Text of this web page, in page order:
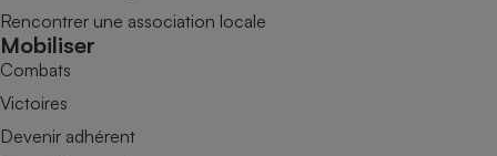
Rencontrer une association locale
Mobiliser
Combats
Victoires
Devenir adhérent